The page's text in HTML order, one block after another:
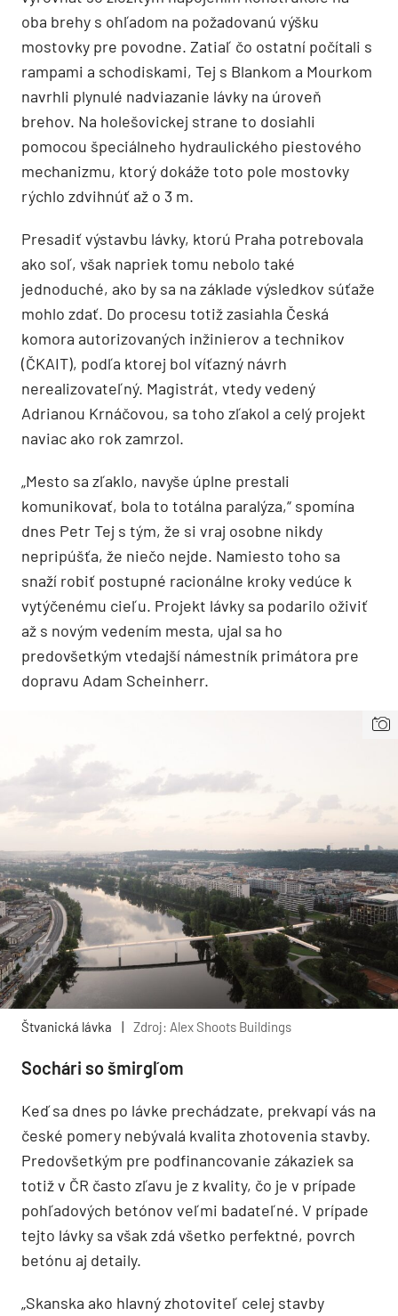
oba brehy s ohľadom na požadovanú výšku
mostovky pre povodne. Zatiaľ čo ostatní počítali s
rampami a schodiskami, Tej s Blankom a Mourkom
navrhli plynulé nadviazanie lávky na úroveň
brehov. Na holešovickej strane to dosiahli
pomocou špeciálneho hydraulického piestového
mechanizmu, ktorý dokáže toto pole mostovky
rýchlo zdvihnúť až o 3 m.
Presadiť výstavbu lávky, ktorú Praha potrebovala
ako soľ, však napriek tomu nebolo také
jednoduché, ako by sa na základe výsledkov súťaže
mohlo zdať. Do procesu totiž zasiahla Česká
komora autorizovaných inžinierov a technikov
(ČKAIT), podľa ktorej bol víťazný návrh
nerealizovateľný. Magistrát, vtedy vedený
Adrianou Krnáčovou, sa toho zľakol a celý projekt
naviac ako rok zamrzol.
„Mesto sa zľaklo, navyše úplne prestali
komunikovať, bola to totálna paralýza,“ spomína
dnes Petr Tej s tým, že si vraj osobne nikdy
nepripúšťa, že niečo nejde. Namiesto toho sa
snaží robiť postupné racionálne kroky vedúce k
vytýčenému cieľu. Projekt lávky sa podarilo oživiť
až s novým vedením mesta, ujal sa ho
predovšetkým vtedajší námestník primátora pre
dopravu Adam Scheinherr.
Štvanická lávka Zdroj: Alex Shoots Buildings
Sochári so šmirgľom
Keď sa dnes po lávke prechádzate, prekvapí vás na
české pomery nebývalá kvalita zhotovenia stavby.
Predovšetkým pre podfinancovanie zákaziek sa
totiž v ČR často zľavu je z kvality, čo je v prípade
pohľadových betónov veľmi badateľné. V prípade
tejto lávky sa však zdá všetko perfektné, povrch
betónu aj detaily.
„Skanska ako hlavný zhotoviteľ celej stavby